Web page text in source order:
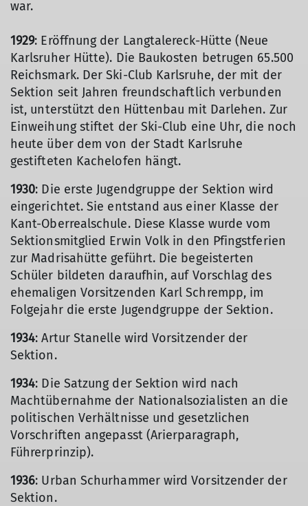
war.
1929: Eröffnung der Langtalereck-Hütte (Neue
Karlsruher Hütte). Die Baukosten betrugen 65.500
Reichsmark. Der Ski-Club Karlsruhe, der mit der
Sektion seit Jahren freundschaftlich verbunden
ist, unterstützt den Hüttenbau mit Darlehen. Zur
Einweihung stiftet der Ski-Club eine Uhr, die noch
heute über dem von der Stadt Karlsruhe
gestifteten Kachelofen hängt.
1930: Die erste Jugendgruppe der Sektion wird
eingerichtet. Sie entstand aus einer Klasse der
Kant-Oberrealschule. Diese Klasse wurde vom
Sektionsmitglied Erwin Volk in den Pfingstferien
zur Madrisahütte geführt. Die begeisterten
Schüler bildeten daraufhin, auf Vorschlag des
ehemaligen Vorsitzenden Karl Schrempp, im
Folgejahr die erste Jugendgruppe der Sektion.
1934: Artur Stanelle wird Vorsitzender der
Sektion.
1934: Die Satzung der Sektion wird nach
Machtübernahme der Nationalsozialisten an die
politischen Verhältnisse und gesetzlichen
Vorschriften angepasst (Arierparagraph,
Führerprinzip).
1936: Urban Schurhammer wird Vorsitzender der
Sektion.